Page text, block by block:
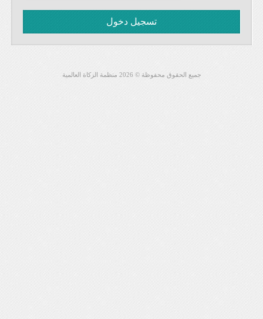
جميع الحقوق محفوظة © 2026 منظمة الزكاة العالمية